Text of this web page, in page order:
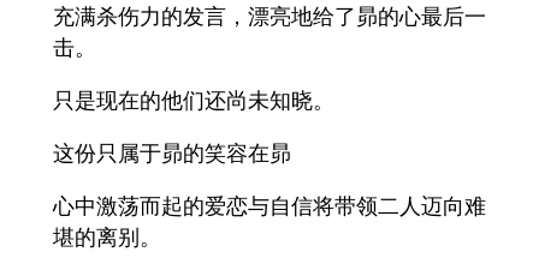
充满杀伤力的发言，漂亮地给了昴的心最后一
击。
只是现在的他们还尚未知晓。
这份只属于昴的笑容在昴
心中激荡而起的爱恋与自信将带领二人迈向难
堪的离别。